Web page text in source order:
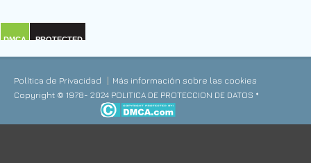
DMCA PROTECTED
Política de Privacidad
Más información sobre las cookies
Copyright © 1978- 2024 POLITICA DE PROTECCION DE DATOS *